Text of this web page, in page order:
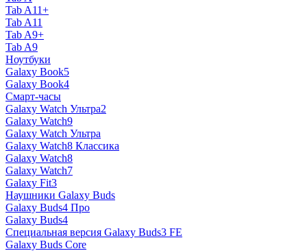
Tab A11+
Tab A11
Tab A9+
Tab A9
Ноутбуки
Galaxy Book5
Galaxy Book4
Смарт-часы
Galaxy Watch Ультра2
Galaxy Watch9
Galaxy Watch Ультра
Galaxy Watch8 Классика
Galaxy Watch8
Galaxy Watch7
Galaxy Fit3
Наушники Galaxy Buds
Galaxy Buds4 Про
Galaxy Buds4
Специальная версия Galaxy Buds3 FE
Galaxy Buds Core